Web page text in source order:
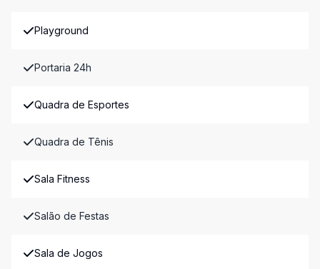
Playground
Portaria 24h
Quadra de Esportes
Quadra de Tênis
Sala Fitness
Salão de Festas
Sala de Jogos